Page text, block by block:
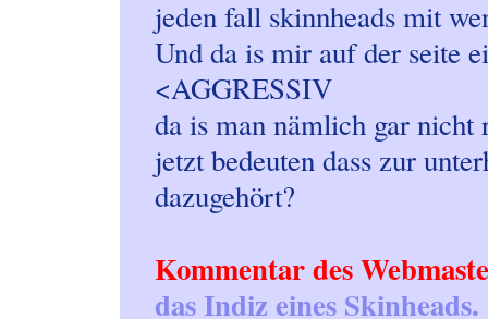
jeden fall skinnheads mit
Und da is mir auf der seite
<AGGRESSIV
da is man nämlich gar nicht
jetzt bedeuten dass zur
dazugehört?
Kommentar des
das Indiz eines